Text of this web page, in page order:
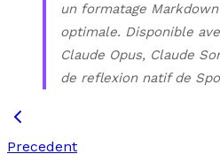
un formatage
optimale. Disponible
Claude Opus, Claude
de reflexion natif de
Precedent